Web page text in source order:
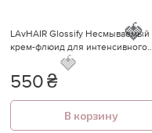
LAvHAIR Glossify Несмываемый
крем-флюид для интенсивного
ухода за волосами 25 мл
550₴
В корзину
🍓